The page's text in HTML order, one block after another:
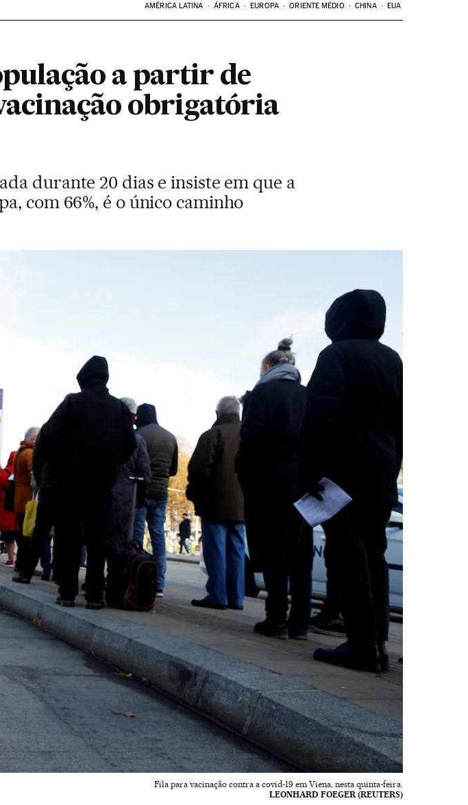
AMÉRICA LATINA ÁFRICA EUROPA ORIENTE MÉDIO CHINA EUA
a partir de
obrigatória
durante 20 dias e insiste em que a
com 66%, é o único caminho
Fila para vacinação contra a covid-19 em Viena, nesta quinta-feira.
LEONHARD FOEGER (REUTERS)